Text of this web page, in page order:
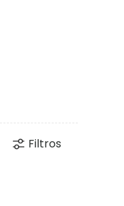
Filtros